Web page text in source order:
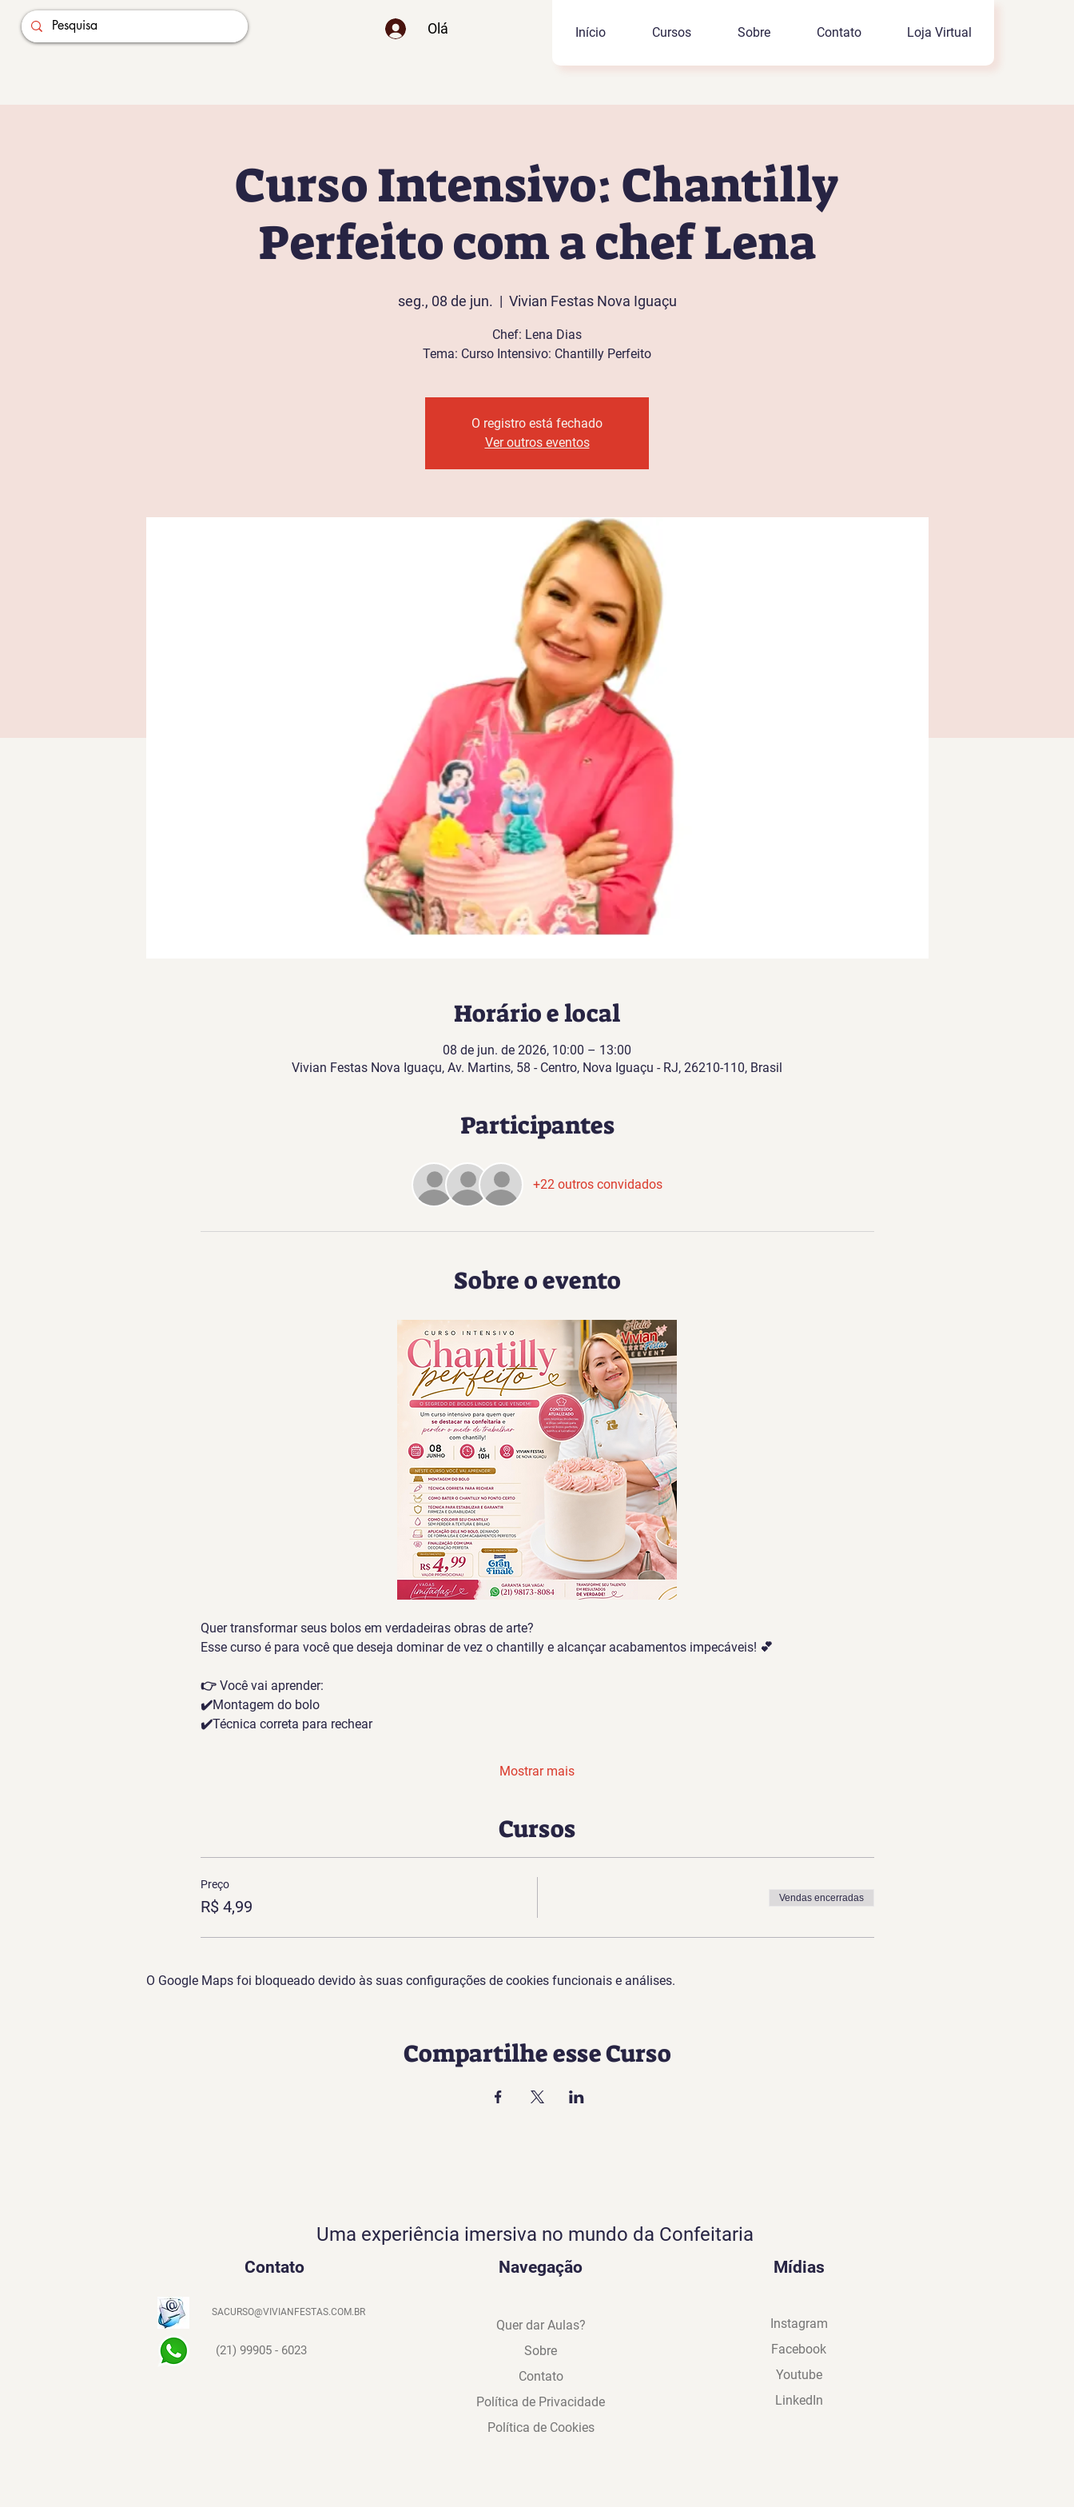
Olá Início Cursos Sobre Contato Loja Virtual
Curso Intensivo: Chantilly
Perfeito com a chef Lena
seg., 08 de jun.
  |
Vivian Festas Nova Iguaçu
Chef: Lena Dias
Tema: Curso Intensivo: Chantilly Perfeito
O registro está fechado
Ver outros eventos
Horário e local
08 de jun. de 2026, 10:00 – 13:00
Vivian Festas Nova Iguaçu, Av. Martins, 58 - Centro, Nova Iguaçu - RJ, 26210-110, Brasil
Participantes
+22 outros convidados
Sobre o evento
Quer transformar seus bolos em verdadeiras obras de arte?
Esse curso é para você que deseja dominar de vez o chantilly e alcançar acabamentos impecáveis! 💕
👉 Você vai aprender:
✔️Montagem do bolo
✔️Técnica correta para rechear
Mostrar mais
Cursos
Preço
R$ 4,99 Vendas encerradas
O Google Maps foi bloqueado devido às suas configurações de cookies funcionais e análises.
Compartilhe esse Curso
Uma experiência imersiva no mundo da Confeitaria
Contato
SACURSO@VIVIANFESTAS.COM.BR
(21) 99905 - 6023
Navegação
Quer dar Aulas?
Sobre
Contato
Política de Privacidade
Política de Cookies
Mídias
Instagram
Facebook
Youtube
LinkedIn